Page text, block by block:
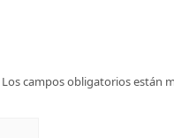
Los campos obligatorios están